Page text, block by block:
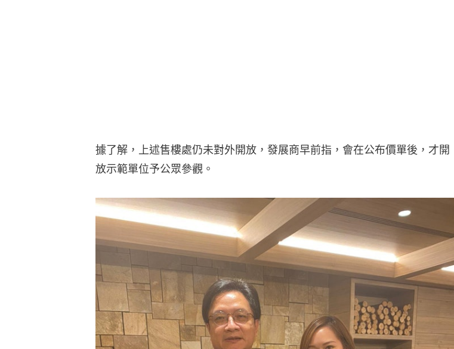
據了解，上述售樓處仍未對外開放，發展商早前指，會在公布價單後，才開
放示範單位予公眾參觀。